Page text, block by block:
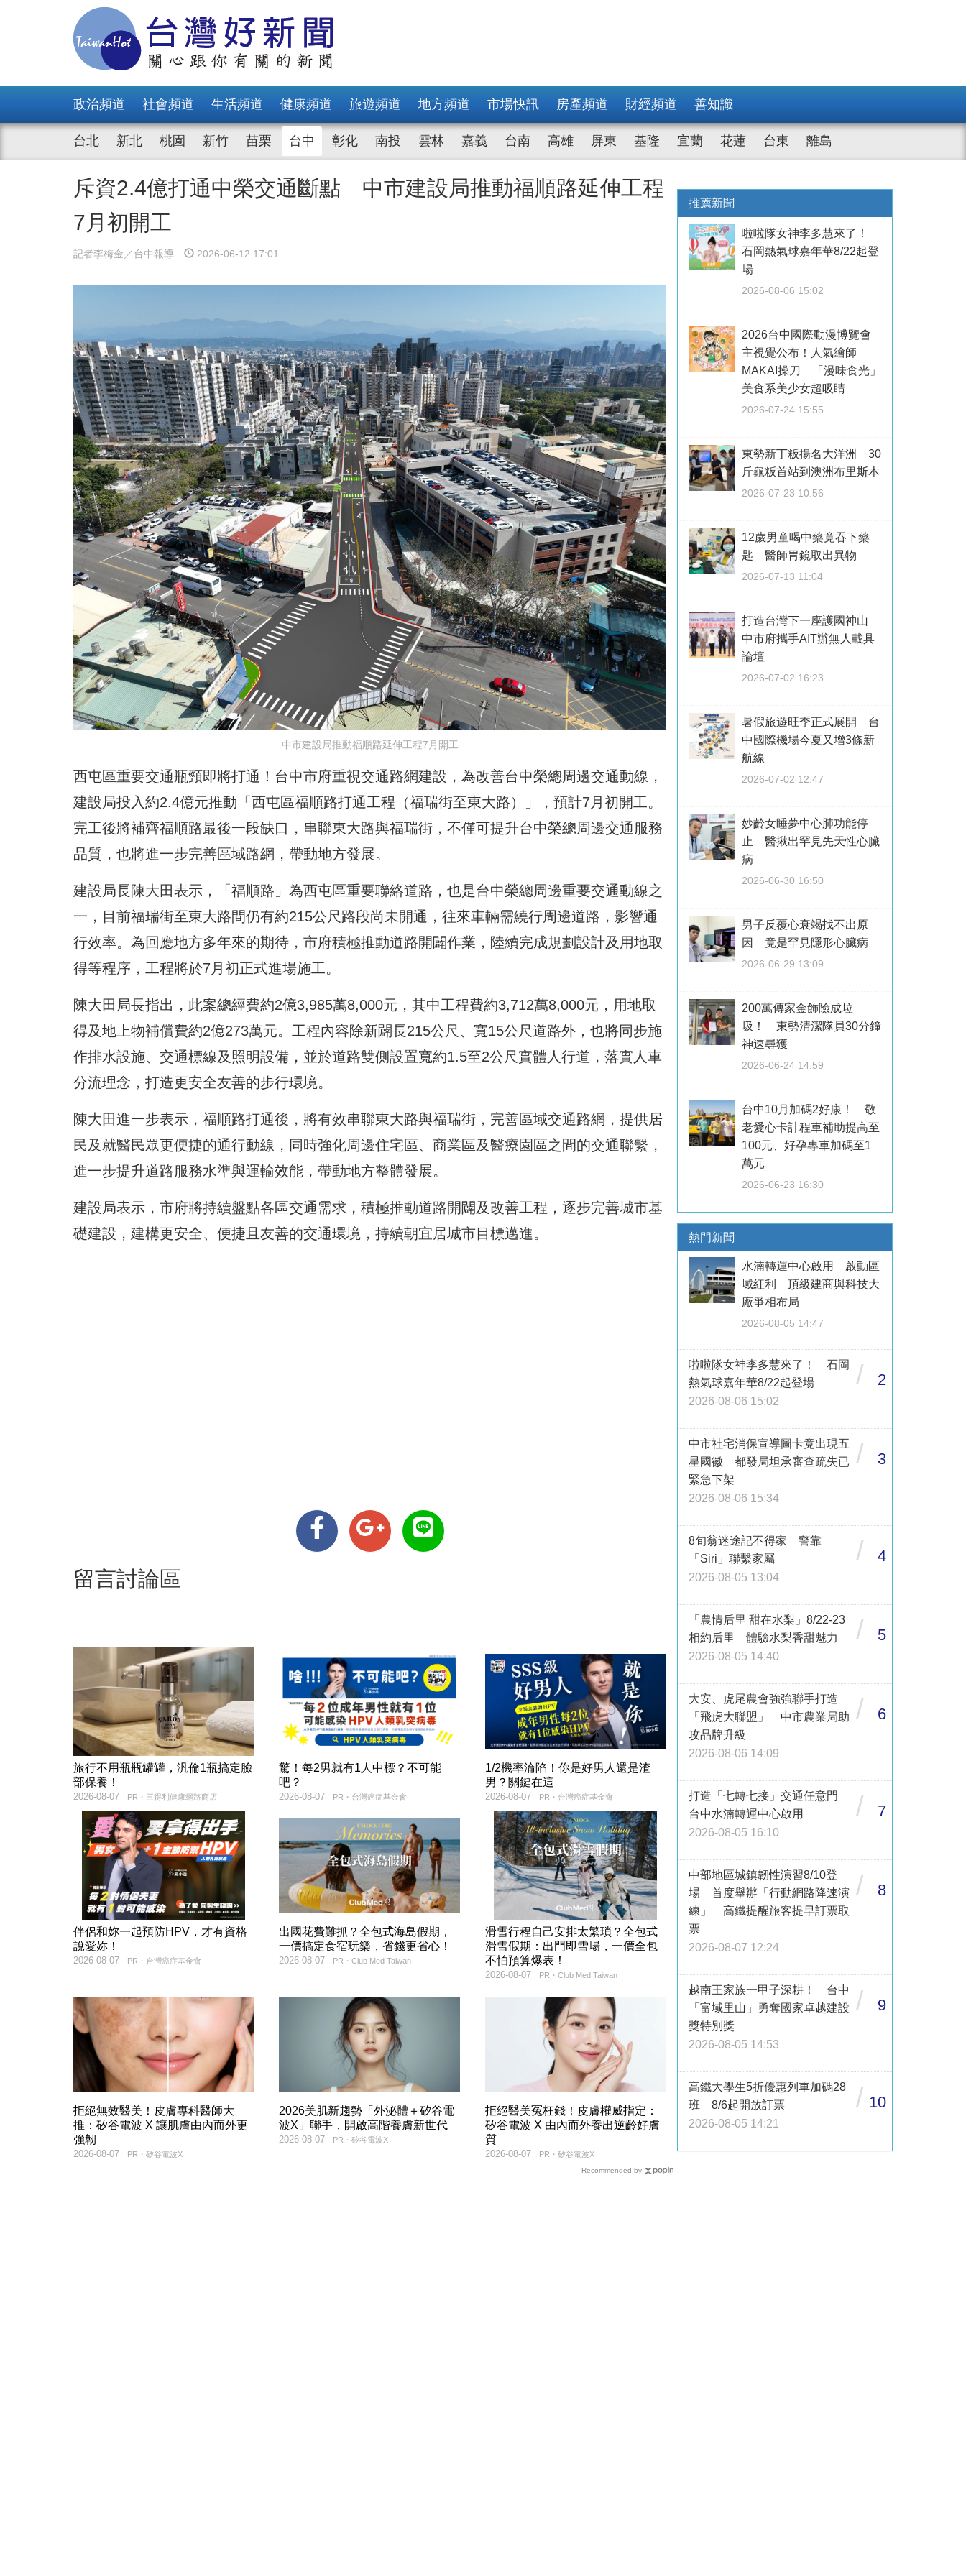
政治頻道 社會頻道 生活頻道 健康頻道 旅遊頻道 地方頻道 市場快訊 房產頻道 財經頻道 善知識
台北 新北 桃園 新竹 苗栗 台中 彰化 南投 雲林 嘉義 台南 高雄 屏東 基隆 宜蘭 花蓮 台東 離島
斥資2.4億打通中榮交通斷點 中市建設局推動福順路延伸工程
7月初開工
記者李梅金／台中報導 2026-06-12 17:01
中市建設局推動福順路延伸工程7月開工
西屯區重要交通瓶頸即將打通！台中市府重視交通路網建設，為改善台中榮總周邊交通動線，
建設局投入約2.4億元推動「西屯區福順路打通工程（福瑞街至東大路）」，預計7月初開工。
完工後將補齊福順路最後一段缺口，串聯東大路與福瑞街，不僅可提升台中榮總周邊交通服務
品質，也將進一步完善區域路網，帶動地方發展。
建設局長陳大田表示，「福順路」為西屯區重要聯絡道路，也是台中榮總周邊重要交通動線之
一，目前福瑞街至東大路間仍有約215公尺路段尚未開通，往來車輛需繞行周邊道路，影響通
行效率。為回應地方多年來的期待，市府積極推動道路開闢作業，陸續完成規劃設計及用地取
得等程序，工程將於7月初正式進場施工。
陳大田局長指出，此案總經費約2億3,985萬8,000元，其中工程費約3,712萬8,000元，用地取
得及地上物補償費約2億273萬元。工程內容除新闢長215公尺、寬15公尺道路外，也將同步施
作排水設施、交通標線及照明設備，並於道路雙側設置寬約1.5至2公尺實體人行道，落實人車
分流理念，打造更安全友善的步行環境。
陳大田進一步表示，福順路打通後，將有效串聯東大路與福瑞街，完善區域交通路網，提供居
民及就醫民眾更便捷的通行動線，同時強化周邊住宅區、商業區及醫療園區之間的交通聯繫，
進一步提升道路服務水準與運輸效能，帶動地方整體發展。
建設局表示，市府將持續盤點各區交通需求，積極推動道路開闢及改善工程，逐步完善城市基
礎建設，建構更安全、便捷且友善的交通環境，持續朝宜居城市目標邁進。
留言討論區
旅行不用瓶瓶罐罐，汎倫1瓶搞定臉
部保養！
PR・三得利健康網路商店
2026-08-07
驚！每2男就有1人中標？不可能
吧？
PR・台灣癌症基金會
2026-08-07
1/2機率淪陷！你是好男人還是渣
男？關鍵在這
PR・台灣癌症基金會
2026-08-07
伴侶和妳一起預防HPV，才有資格
說愛妳！
PR・台灣癌症基金會
2026-08-07
出國花費難抓？全包式海島假期，
一價搞定食宿玩樂，省錢更省心！
PR・Club Med Taiwan
2026-08-07
滑雪行程自己安排太繁瑣？全包式
滑雪假期：出門即雪場，一價全包
不怕預算爆表！
PR・Club Med Taiwan
2026-08-07
拒絕無效醫美！皮膚專科醫師大
推：矽谷電波 X 讓肌膚由內而外更
強韌
PR・矽谷電波X
2026-08-07
2026美肌新趨勢「外泌體＋矽谷電
波X」聯手，開啟高階養膚新世代
PR・矽谷電波X
2026-08-07
拒絕醫美冤枉錢！皮膚權威指定：
矽谷電波 X 由內而外養出逆齡好膚
質
PR・矽谷電波X
2026-08-07
Recommended by
推薦新聞
啦啦隊女神李多慧來了！
石岡熱氣球嘉年華8/22起登
場
2026-08-06 15:02
2026台中國際動漫博覽會
主視覺公布！人氣繪師
MAKAI操刀 「漫味食光」
美食系美少女超吸睛
2026-07-24 15:55
東勢新丁粄揚名大洋洲 30
斤龜粄首站到澳洲布里斯本
2026-07-23 10:56
12歲男童喝中藥竟吞下藥
匙 醫師胃鏡取出異物
2026-07-13 11:04
打造台灣下一座護國神山
中市府攜手AIT辦無人載具
論壇
2026-07-02 16:23
暑假旅遊旺季正式展開 台
中國際機場今夏又增3條新
航線
2026-07-02 12:47
妙齡女睡夢中心肺功能停
止 醫揪出罕見先天性心臟
病
2026-06-30 16:50
男子反覆心衰竭找不出原
因 竟是罕見隱形心臟病
2026-06-29 13:09
200萬傳家金飾險成垃
圾！ 東勢清潔隊員30分鐘
神速尋獲
2026-06-24 14:59
台中10月加碼2好康！ 敬
老愛心卡計程車補助提高至
100元、好孕專車加碼至1
萬元
2026-06-23 16:30
熱門新聞
水湳轉運中心啟用 啟動區
域紅利 頂級建商與科技大
廠爭相布局
2026-08-05 14:47
啦啦隊女神李多慧來了！ 石岡
熱氣球嘉年華8/22起登場
2026-08-06 15:02
/ 2
中市社宅消保宣導圖卡竟出現五
星國徽 都發局坦承審查疏失已
緊急下架
2026-08-06 15:34
/ 3
8旬翁迷途記不得家 警靠
「Siri」聯繫家屬
2026-08-05 13:04
/ 4
「農情后里 甜在水梨」8/22-23
相約后里 體驗水梨香甜魅力
2026-08-05 14:40
/ 5
大安、虎尾農會強強聯手打造
「飛虎大聯盟」 中市農業局助
攻品牌升級
2026-08-06 14:09
/ 6
打造「七轉七接」交通任意門
台中水湳轉運中心啟用
2026-08-05 16:10
/ 7
中部地區城鎮韌性演習8/10登
場 首度舉辦「行動網路降速演
練」 高鐵提醒旅客提早訂票取
票
2026-08-07 12:24
/ 8
越南王家族一甲子深耕！ 台中
「富域里山」勇奪國家卓越建設
獎特別獎
2026-08-05 14:53
/ 9
高鐵大學生5折優惠列車加碼28
班 8/6起開放訂票
2026-08-05 14:21
/ 10